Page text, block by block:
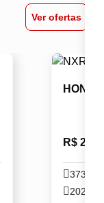
Ver ofertas
HONDA
R$
2024 /